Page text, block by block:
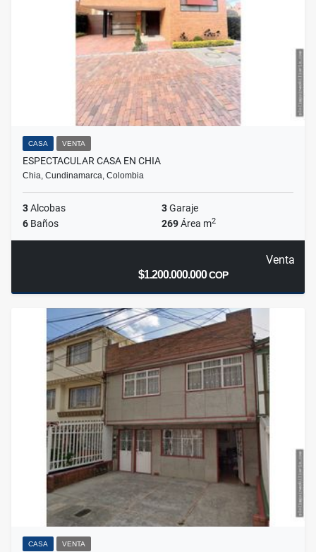
CASA VENTA
ESPECTACULAR CASA EN CHIA
Chia, Cundinamarca, Colombia
3Alcobas 3Garaje
6 Baños 269Área m2
Venta
$1.200.000.000COP
CASA VENTA